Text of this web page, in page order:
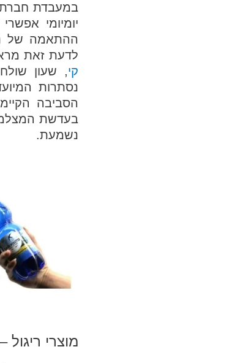
במעבדת חברת
יומיומי
ההתאמה של
לדעת זאת
קי, שעון
נסתרות
הסביבה
בעדשת
נשמעת.
מוצרי